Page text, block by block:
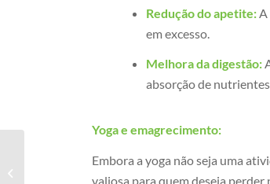
Redução do apetite:A
em excesso.
Melhora da digestão:
absorção de
Yoga e emagrecimento:
Embora a yoga não seja uma
valiosa para quem deseja
Emagrecer com Yoga no
Santo Agostinho